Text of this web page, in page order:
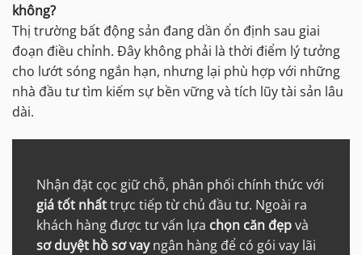
không?
Thị trường bất động sản đang dần ổn định sau giai
đoạn điều chỉnh. Đây không phải là thời điểm lý tưởng
cho lướt sóng ngắn hạn, nhưng lại phù hợp với những
nhà đầu tư tìm kiếm sự bền vững và tích lũy tài sản lâu
dài.
Nhận đặt cọc giữ chỗ, phân phối chính thức với
giá tốt nhấttrực tiếp từ chủ đầu tư. Ngoài ra
khách hàng được tư vấn lựa chọn căn đẹpvà
sơ duyệt hồ sơ vayngân hàng để có gói vay lãi